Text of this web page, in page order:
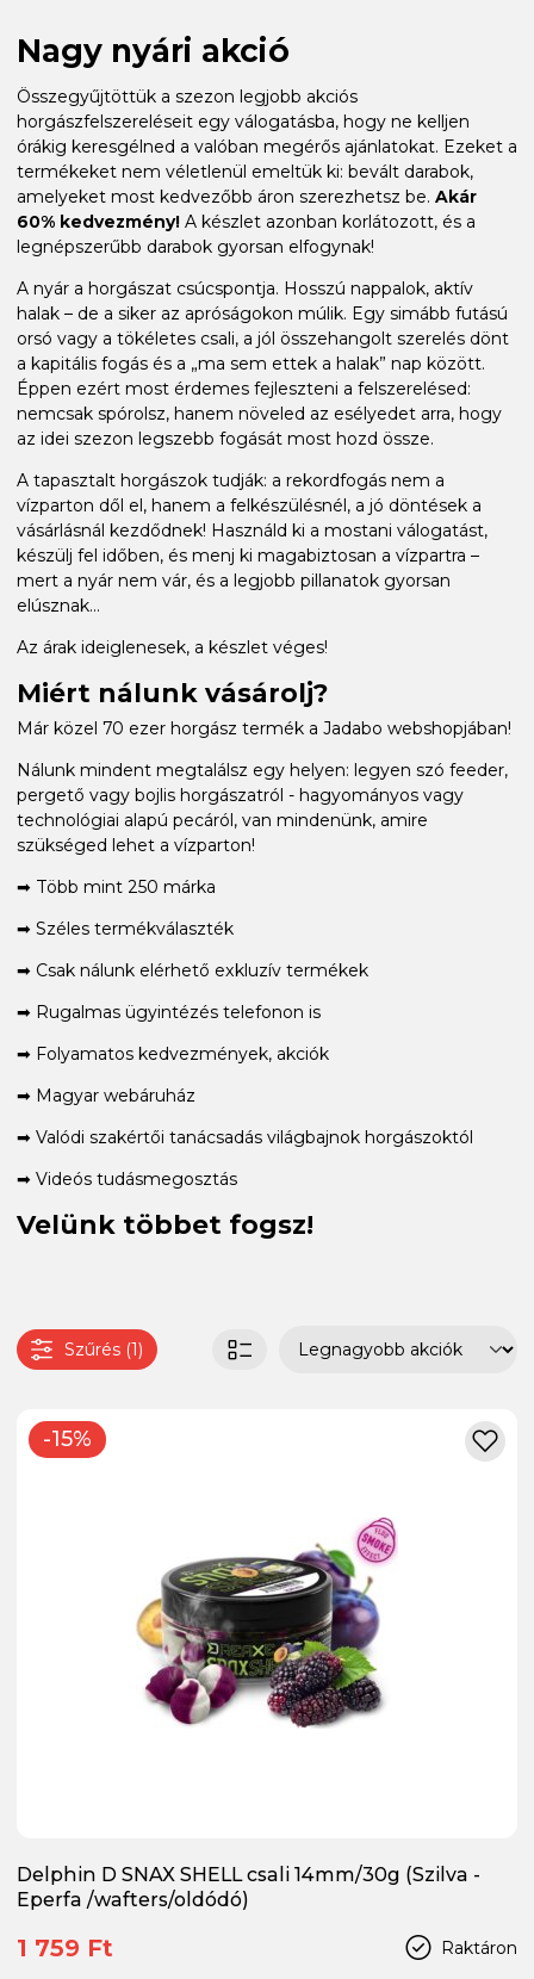
Nagy nyári akció
Összegyűjtöttük a szezon legjobb akciós
horgászfelszereléseit egy válogatásba, hogy ne kelljen
órákig keresgélned a valóban megérős ajánlatokat. Ezeket a
termékeket nem véletlenül emeltük ki: bevált darabok,
amelyeket most kedvezőbb áron szerezhetsz be. Akár
60% kedvezmény! A készlet azonban korlátozott, és a
legnépszerűbb darabok gyorsan elfogynak!
A nyár a horgászat csúcspontja. Hosszú nappalok, aktív
halak – de a siker az apróságokon múlik. Egy simább futású
orsó vagy a tökéletes csali, a jól összehangolt szerelés dönt
a kapitális fogás és a „ma sem ettek a halak” nap között.
Éppen ezért most érdemes fejleszteni a felszerelésed:
nemcsak spórolsz, hanem növeled az esélyedet arra, hogy
az idei szezon legszebb fogását most hozd össze.
A tapasztalt horgászok tudják: a rekordfogás nem a
vízparton dől el, hanem a felkészülésnél, a jó döntések a
vásárlásnál kezdődnek! Használd ki a mostani válogatást,
készülj fel időben, és menj ki magabiztosan a vízpartra –
mert a nyár nem vár, és a legjobb pillanatok gyorsan
elúsznak...
Az árak ideiglenesek, a készlet véges!
Miért nálunk vásárolj?
Már közel 70 ezer horgász termék a Jadabo webshopjában!
Nálunk mindent megtalálsz egy helyen: legyen szó feeder,
pergető vagy bojlis horgászatról - hagyományos vagy
technológiai alapú pecáról, van mindenünk, amire
szükséged lehet a vízparton!
➡ Több mint 250 márka
➡ Széles termékválaszték
➡ Csak nálunk elérhető exkluzív termékek
➡ Rugalmas ügyintézés telefonon is
➡ Folyamatos kedvezmények, akciók
➡ Magyar webáruház
➡ Valódi szakértői tanácsadás világbajnok horgászoktól
➡ Videós tudásmegosztás
Velünk többet fogsz!
Szűrés (1)
-15%
Delphin D SNAX SHELL csali 14mm/30g (Szilva -
Eperfa /wafters/oldódó)
Raktáron
1 759 Ft